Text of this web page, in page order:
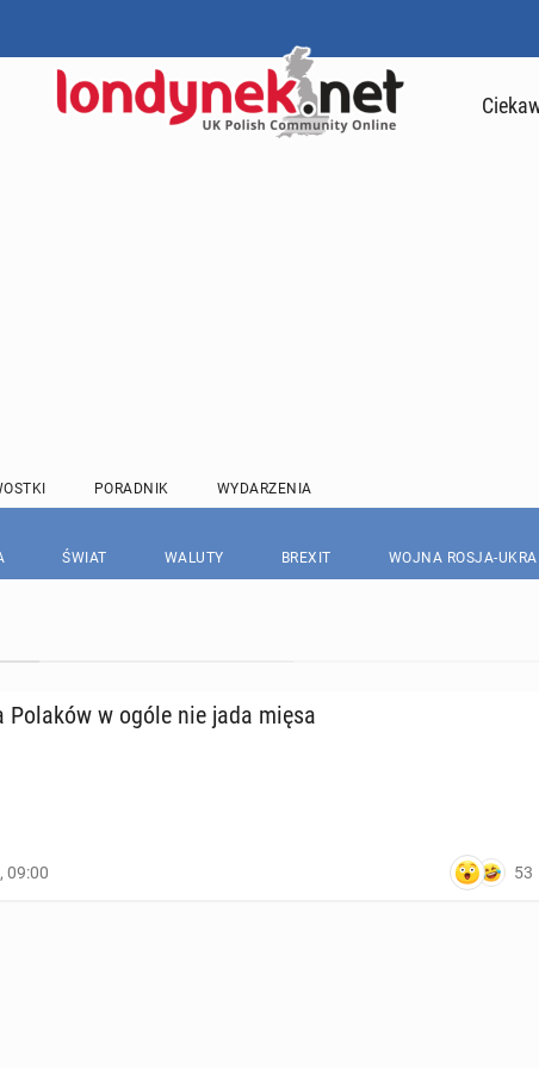
PORADNIK WYDARZENIA
ŚWIAT WALUTY BREXIT WOJNA ROSJA-
Polaków w ogóle nie jada mięsa
09:00 53